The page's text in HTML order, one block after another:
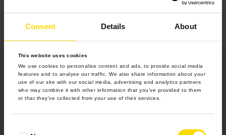
Consent Details About
This website uses cookies
We use cookies to personalise content and ads, to provide social media
features and to analyse our traffic. We also share information about your
use of our site with our social media, advertising and analytics partners
who may combine it with other information that you’ve provided to them
or that they’ve collected from your use of their services.
Produkty